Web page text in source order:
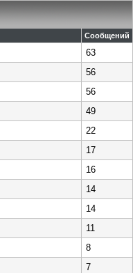
Сообщений
63
56
56
49
22
17
16
14
14
11
8
7